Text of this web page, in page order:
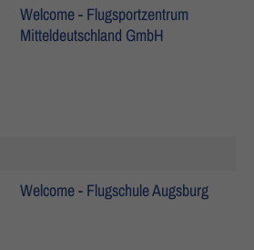
Welcome - Flugsportzentrum
Mitteldeutschland GmbH
Welcome - Flugschule Augsburg